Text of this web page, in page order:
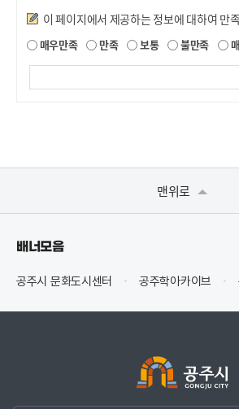
만족도조사
이 페이지에서 제공하는 정보에 대하여 만
매우만족 만족 보통 불만족
맨위로
배너모음
공주시 문화도시센터 공주학아카이브